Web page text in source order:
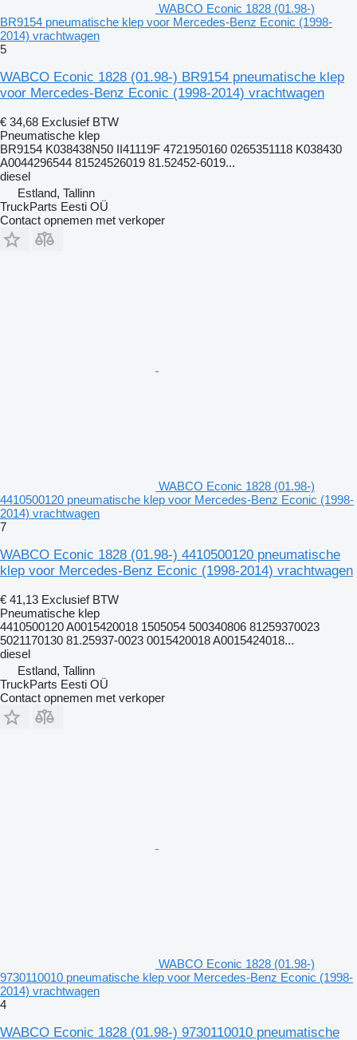
WABCO Econic 1828 (01.98-)
BR9154 pneumatische klep voor Mercedes-Benz Econic (1998-
2014) vrachtwagen
5
WABCO Econic 1828 (01.98-) BR9154 pneumatische klep
voor Mercedes-Benz Econic (1998-2014) vrachtwagen
€ 34,68 Exclusief BTW
Pneumatische klep
BR9154 K038438N50 II41119F 4721950160 0265351118 K038430
A0044296544 81524526019 81.52452-6019...
diesel
Estland, Tallinn
TruckParts Eesti OÜ
Contact opnemen met verkoper
WABCO Econic 1828 (01.98-)
4410500120 pneumatische klep voor Mercedes-Benz Econic (1998-
2014) vrachtwagen
7
WABCO Econic 1828 (01.98-) 4410500120 pneumatische
klep voor Mercedes-Benz Econic (1998-2014) vrachtwagen
€ 41,13 Exclusief BTW
Pneumatische klep
4410500120 A0015420018 1505054 500340806 81259370023
5021170130 81.25937-0023 0015420018 A0015424018...
diesel
Estland, Tallinn
TruckParts Eesti OÜ
Contact opnemen met verkoper
WABCO Econic 1828 (01.98-)
9730110010 pneumatische klep voor Mercedes-Benz Econic (1998-
2014) vrachtwagen
4
WABCO Econic 1828 (01.98-) 9730110010 pneumatische